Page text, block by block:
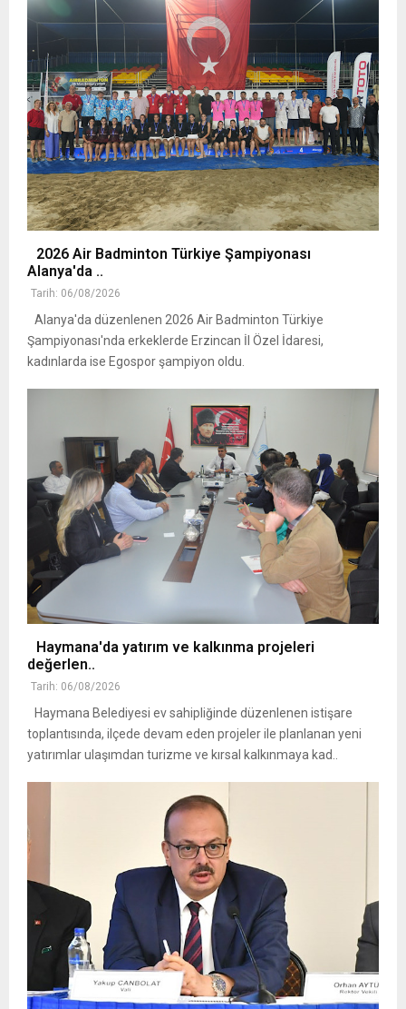
2026 Air Badminton Türkiye Şampiyonası
Alanya'da ..
Tarih: 06/08/2026
Alanya'da düzenlenen 2026 Air Badminton Türkiye
Şampiyonası'nda erkeklerde Erzincan İl Özel İdaresi,
kadınlarda ise Egospor şampiyon oldu.
Haymana'da yatırım ve kalkınma projeleri
değerlen..
Tarih: 06/08/2026
Haymana Belediyesi ev sahipliğinde düzenlenen istişare
toplantısında, ilçede devam eden projeler ile planlanan yeni
yatırımlar ulaşımdan turizme ve kırsal kalkınmaya kad..